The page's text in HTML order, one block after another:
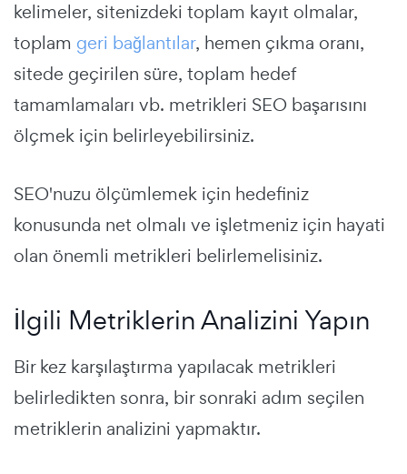
kelimeler, sitenizdeki toplam kayıt olmalar,
toplam geri bağlantılar, hemen çıkma oranı,
sitede geçirilen süre, toplam hedef
tamamlamaları vb. metrikleri SEO başarısını
ölçmek için belirleyebilirsiniz.
SEO'nuzu ölçümlemek için hedefiniz
konusunda net olmalı ve işletmeniz için hayati
olan önemli metrikleri belirlemelisiniz.
İlgili Metriklerin Analizini Yapın
Bir kez karşılaştırma yapılacak metrikleri
belirledikten sonra, bir sonraki adım seçilen
metriklerin analizini yapmaktır.